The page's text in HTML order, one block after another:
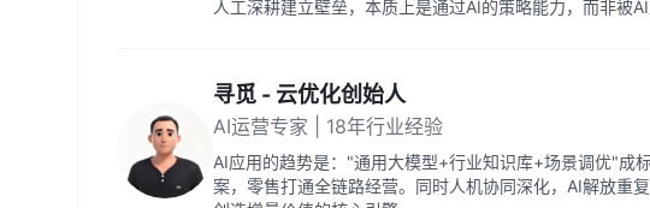
人工深耕建立壁垒，本质上是通过AI的策略能力，而非被AI
寻觅 - 云优化创始人
AI运营专家 | 18年行业经验
AI应用的趋势是："通用大模型+行业知识库+场景调优"成
案，零售打通全链路经营。同时人机协同深化，AI解放重